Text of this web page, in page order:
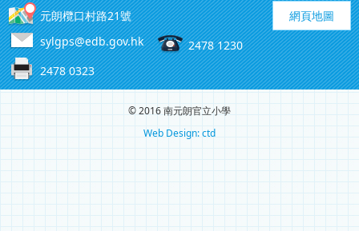
網頁地圖
元朗欖口村路21號
sylgps@edb.gov.hk
2478 1230
2478 0323
© 2016 南元朗官立小學
Web Design: ctd